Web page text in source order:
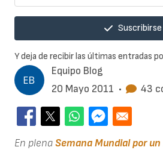
Equipo Blog
20 Mayo 2011 • 43
En plenaSemana Mundial por
Suscribirse
Y deja de recibir las últimas entradas